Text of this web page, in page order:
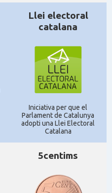
Llei electoral
catalana
Iniciativa per que el
Parlament de Catalunya
adopti una Llei Electoral
Catalana
5centims